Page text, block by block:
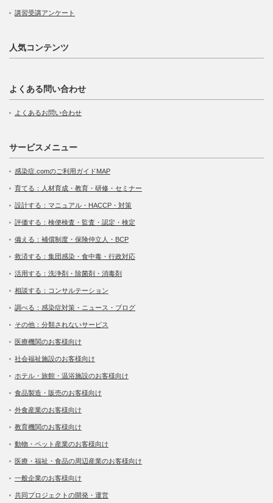
講習受講アンケート
人気コンテンツ
よくある問い合わせ
よくあるお問い合わせ
サービスメニュー
感染症.comのご利用ガイドMAP
育てる：人材育成・教育・研修・セミナー
設計する：マニュアル・HACCP・対策
評価する：検便検査・監査・認定・検定
備える：補償制度・保険仲立人・BCP
救済する：集団感染・食中毒・行政対応
活用する：洗浄剤・除菌剤・消毒剤
相談する：コンサルテーション
調べる：感染症対策・ニュース・ブログ
その他：分類されないサービス
医療機関のお客様向け
社会福祉施設のお客様向け
ホテル・旅館・温浴施設のお客様向け
食品製造・販売のお客様向け
外食産業のお客様向け
教育機関のお客様向け
動物・ペット産業のお客様向け
医療・福祉・食品の周辺産業のお客様向け
一般企業のお客様向け
共同プロジェクトの開発・運営